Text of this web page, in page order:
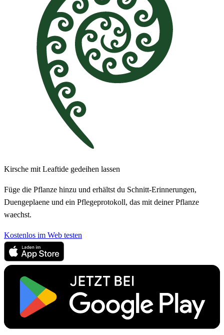
Kirsche mit Leaftide gedeihen lassen
Füge die Pflanze hinzu und erhältst du Schnitt-Erinnerungen,
Duengeplaene und ein Pflegeprotokoll, das mit deiner Pflanze
waechst.
Kostenlos im Web testen